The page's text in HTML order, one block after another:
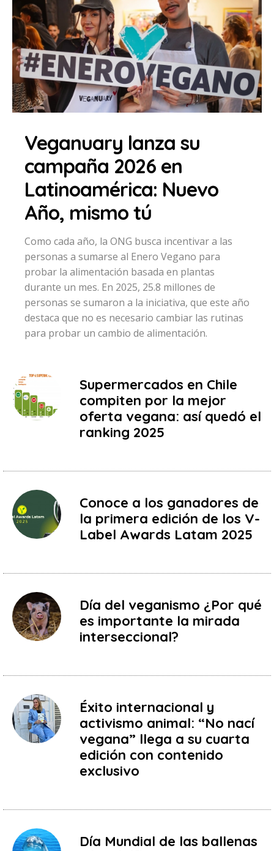
Veganuary lanza su
campaña 2026 en
Latinoamérica: Nuevo
Año, mismo tú
Como cada año, la ONG busca incentivar a las
personas a sumarse al Enero Vegano para
probar la alimentación basada en plantas
durante un mes. En 2025, 25.8 millones de
personas se sumaron a la iniciativa, que este año
destaca que no es necesario cambiar las rutinas
para probar un cambio de alimentación.
Supermercados en Chile
compiten por la mejor
oferta vegana: así quedó el
ranking 2025
Conoce a los ganadores de
la primera edición de los V-
Label Awards Latam 2025
Día del veganismo ¿Por qué
es importante la mirada
interseccional?
Éxito internacional y
activismo animal: “No nací
vegana” llega a su cuarta
edición con contenido
exclusivo
Día Mundial de las ballenas